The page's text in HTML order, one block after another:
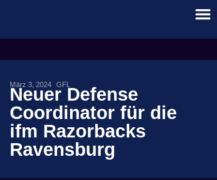
März 3, 2024 GFL
Neuer Defense
Coordinator für die
ifm Razorbacks
Ravensburg